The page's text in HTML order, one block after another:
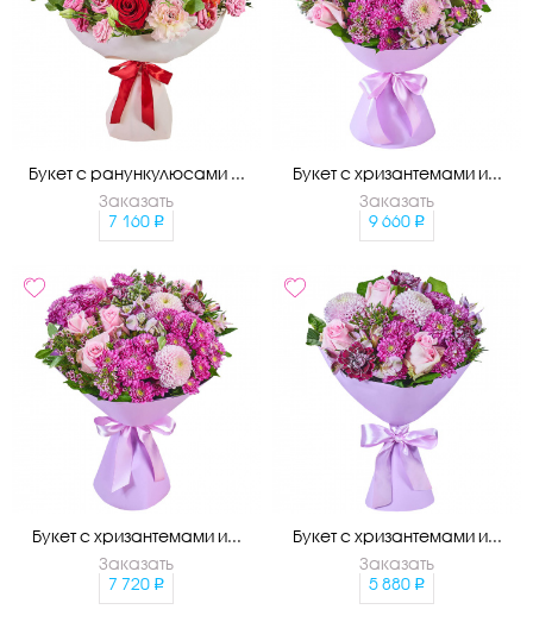
Букет с ранункулюсами ...
Заказать
7 160
Букет с хризантемами и...
Заказать
9 660
Букет с хризантемами и...
Заказать
7 720
Букет с хризантемами и...
Заказать
5 880